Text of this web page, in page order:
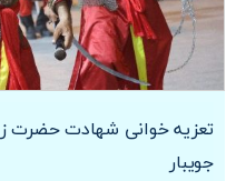
تعزیه خوانی شهادت حضرت
جویبار